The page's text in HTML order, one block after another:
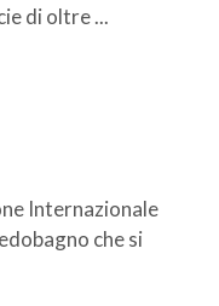
di oltre ...
Internazionale
che si